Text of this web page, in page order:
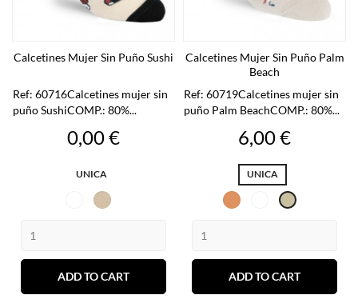
Calcetines Mujer Sin Puño Sushi
Ref: 60716Calcetines mujer sin
puño SushiCOMP.: 80%...
Preu
0,00 €
UNICA
Assortiment
Sand
ADD TO CART
Calcetines Mujer Sin Puño Palm
Beach
Ref: 60719Calcetines mujer sin
puño Palm BeachCOMP.: 80%...
Preu
6,00 €
UNICA
Naranja Assortiment
Beig
ADD TO CART